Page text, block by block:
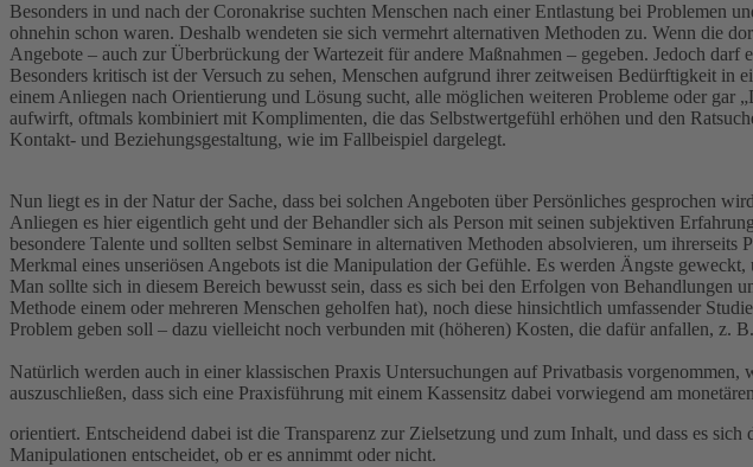
Besonders in und nach der Coronakrise suchten Menschen nach einer Entlastung bei Problemen
ohnehin schon waren. Deshalb wendeten sie sich vermehrt alternativen Methoden zu. Wenn die
Angebote – auch zur Überbrückung der Wartezeit für andere Maßnahmen – gegeben. Jedoch
Besonders kritisch ist der Versuch zu sehen, Menschen aufgrund ihrer zeitweisen Bedürftigkeit
einem Anliegen nach Orientierung und Lösung sucht, alle möglichen weiteren Probleme oder gar
aufwirft, oftmals kombiniert mit Komplimenten, die das Selbstwertgefühl erhöhen und den
Kontakt- und Beziehungsgestaltung, wie im Fallbeispiel dargelegt.
Nun liegt es in der Natur der Sache, dass bei solchen Angeboten über Persönliches gesprochen
Anliegen es hier eigentlich geht und der Behandler sich als Person mit seinen subjektiven
besondere Talente und sollten selbst Seminare in alternativen Methoden absolvieren, um
Merkmal eines unseriösen Angebots ist die Manipulation der Gefühle. Es werden Ängste
Man sollte sich in diesem Bereich bewusst sein, dass es sich bei den Erfolgen von
Methode einem oder mehreren Menschen geholfen hat), noch diese hinsichtlich umfassender
Problem geben soll – dazu vielleicht noch verbunden mit (höheren) Kosten, die dafür anfallen, z.
Natürlich werden auch in einer klassischen Praxis Untersuchungen auf Privatbasis
auszuschließen, dass sich eine Praxisführung mit einem Kassensitz dabei vorwiegend am
orientiert. Entscheidend dabei ist die Transparenz zur Zielsetzung und zum Inhalt, und dass es
Manipulationen entscheidet, ob er es annimmt oder nicht.